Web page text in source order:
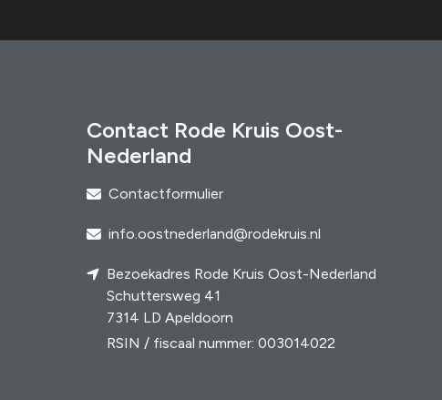
Contact Rode Kruis Oost-
Nederland
Contactformulier
info.oostnederland@rodekruis.nl
Bezoekadres Rode Kruis Oost-Nederland
Schuttersweg 41
7314 LD Apeldoorn
RSIN / fiscaal nummer: 003014022